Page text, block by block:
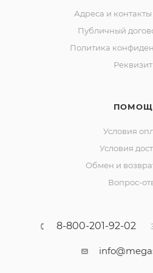
Адреса и
Публичный
Политика
Условия
Условия
Обмен и
Вопрос-
8-800-201-92-02